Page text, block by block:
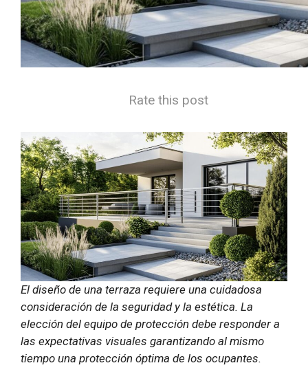
Rate this post
El diseño de una terraza requiere una cuidadosa
consideración de la seguridad y la estética. La
elección del equipo de protección debe responder a
las expectativas visuales garantizando al mismo
tiempo una protección óptima de los ocupantes.